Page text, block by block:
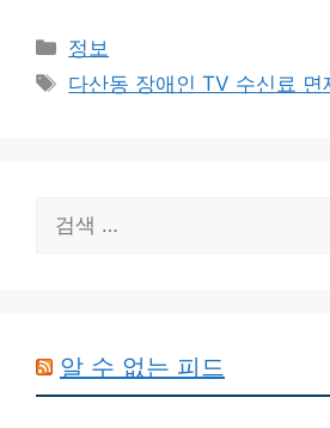
카
테
고
정보
태
다산동 장애인 TV 수신료 면
색:
알 수 없는 피드